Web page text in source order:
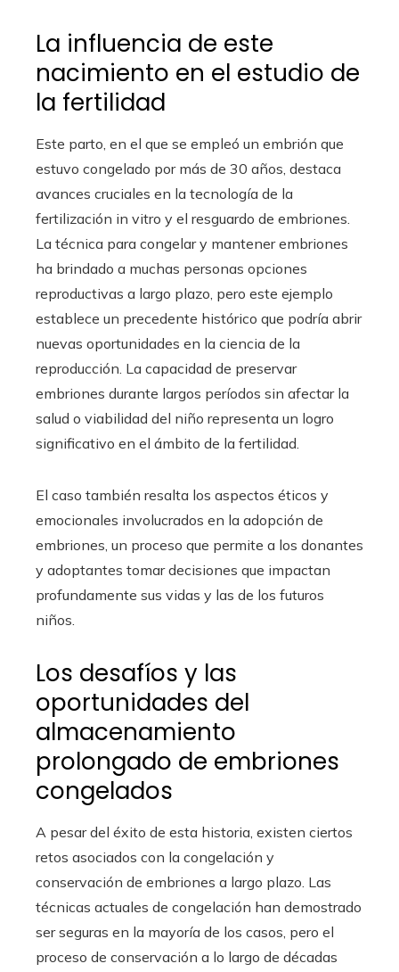
La influencia de este
nacimiento en el estudio de
la fertilidad
Este parto, en el que se empleó un embrión que
estuvo congelado por más de 30 años, destaca
avances cruciales en la tecnología de la
fertilización in vitro y el resguardo de embriones.
La técnica para congelar y mantener embriones
ha brindado a muchas personas opciones
reproductivas a largo plazo, pero este ejemplo
establece un precedente histórico que podría abrir
nuevas oportunidades en la ciencia de la
reproducción. La capacidad de preservar
embriones durante largos períodos sin afectar la
salud o viabilidad del niño representa un logro
significativo en el ámbito de la fertilidad.
El caso también resalta los aspectos éticos y
emocionales involucrados en la adopción de
embriones, un proceso que permite a los donantes
y adoptantes tomar decisiones que impactan
profundamente sus vidas y las de los futuros
niños.
Los desafíos y las
oportunidades del
almacenamiento
prolongado de embriones
congelados
A pesar del éxito de esta historia, existen ciertos
retos asociados con la congelación y
conservación de embriones a largo plazo. Las
técnicas actuales de congelación han demostrado
ser seguras en la mayoría de los casos, pero el
proceso de conservación a lo largo de décadas